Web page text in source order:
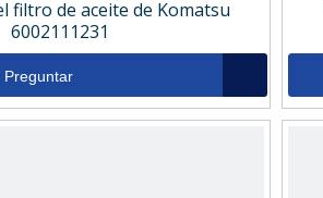
filtro de aceite de Komatsu
6002111231
Preguntar